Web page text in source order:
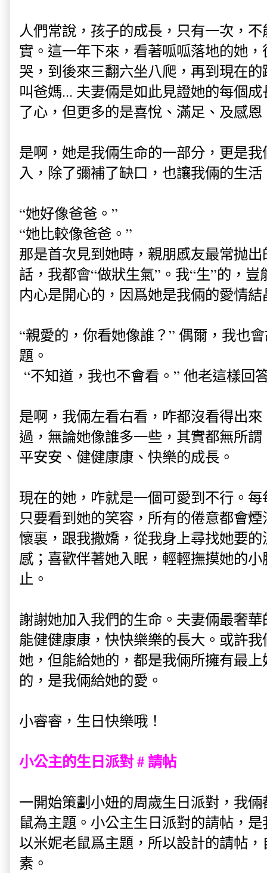
人們常說，孩子的成長，只有一次，
實。這一年下來，看著呱呱落地的她
哭，到後來三翻六坐八爬，再到現在
叫爸媽... 夫妻倆是如此見證她的每個
了心，但更多的是喜悅、滿足、及感恩
是啊，她是我倆生命的一部分，更是
入，除了彌補了缺口，也讓我倆的生
“她好像爸爸。”
“她比較像爸爸。”
那是首次見到她時，親朋慼友最常抛
話，我都會“做狀生氣”。我“生”的，
内心是開心的，因爲她是我倆的愛情
“親愛的，你看她像誰？” 偶爾，我也
題。
“不知道，我也不會看。” 他老這樣回
是啊，我倆左看右看，咋都沒看得出
過，無論她像誰多一些，其實都無所
平安安、健健康康、快樂的成長。
現在的她，咋就是一個可愛到不行。
只要看到她的笑容，所有的倦意都會
懷裏，跟我撒嬌，從我身上尋找她要
感；喜歡伴著她入眠，輕輕撫摸她的
止。
謝謝她加入我們的生命。夫妻倆最奢
能健健康康，快快樂樂的長大。或許
她，但能給她的，都是我倆所擁有最
的，是我倆給她的愛。
小睿睿，生日快樂哦！
小公主的生日派對 # 請帖
一開始策劃小妞的周歲生日派對，我
鼠為主題。小公主生日派對的請帖，
以米妮老鼠爲主題，所以設計的請帖
素。